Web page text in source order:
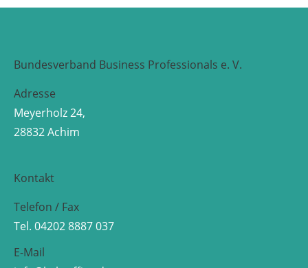
Bundesverband Business Professionals e. V.
Adresse
Meyerholz 24,
28832 Achim
Kontakt
Telefon / Fax
Tel. 04202 8887 037
E-Mail